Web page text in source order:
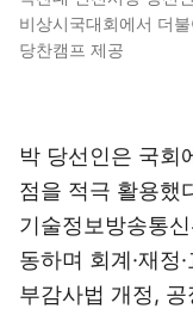
비상시국대회에서 더
당찬캠프 제공
박 당선인은 국회
점을 적극 활용했
기술정보방송통
동하며 회계·재정
부감사법 개정,